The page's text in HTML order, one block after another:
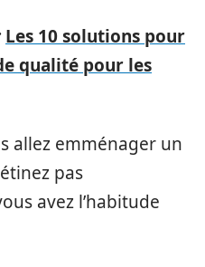
Les 10 solutions pour
qualité pour les
allez emménager un
pas
avez l’habitude